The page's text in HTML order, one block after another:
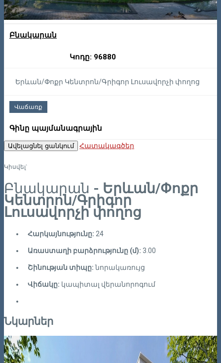
Բնակարան
Կոդը: 96880
Երևան/Փոքր Կենտրոն/Գրիգոր Լուսավորչի փողոց
Վաճառք
Գինը պայմանագրային
Ավելացնել ցանկում Հատակագծեր
Կիսվել`
Բնակարան - Երևան/Փոքր
Կենտրոն/Գրիգոր
Լուսավորչի փողոց
Հարկայնությունը: 24
Առաստաղի բարձրությունը (մ): 3.00
Շինության տիպը:նորակառույց
Վիճակը: կապիտալ վերանորոգում
Նկարներ